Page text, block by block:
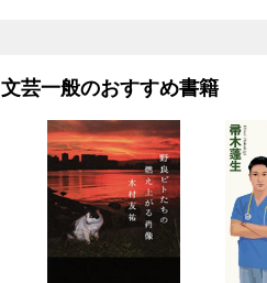
文芸一般のおすすめ書籍